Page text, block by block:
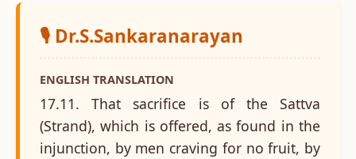
🎙️ Dr.S.Sankaranarayan
ENGLISH TRANSLATION
17.11. That sacrifice is of the Sattva
(Strand), which is offered, as found in the
injunction, by men craving for no fruit, by